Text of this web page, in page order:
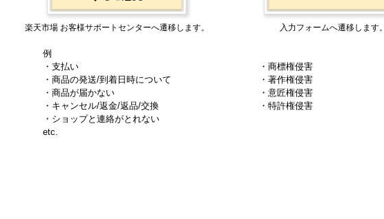
楽天市場 お客様サポートセンターへ遷移します。
例
・支払い
・商品の発送/到着日時について
・商品が届かない
・キャンセル/返金/返品/交換
・ショップと連絡がとれない
etc.
入力フォームへ遷移します。
・商標権侵害
・著作権侵害
・意匠権侵害
・特許権侵害